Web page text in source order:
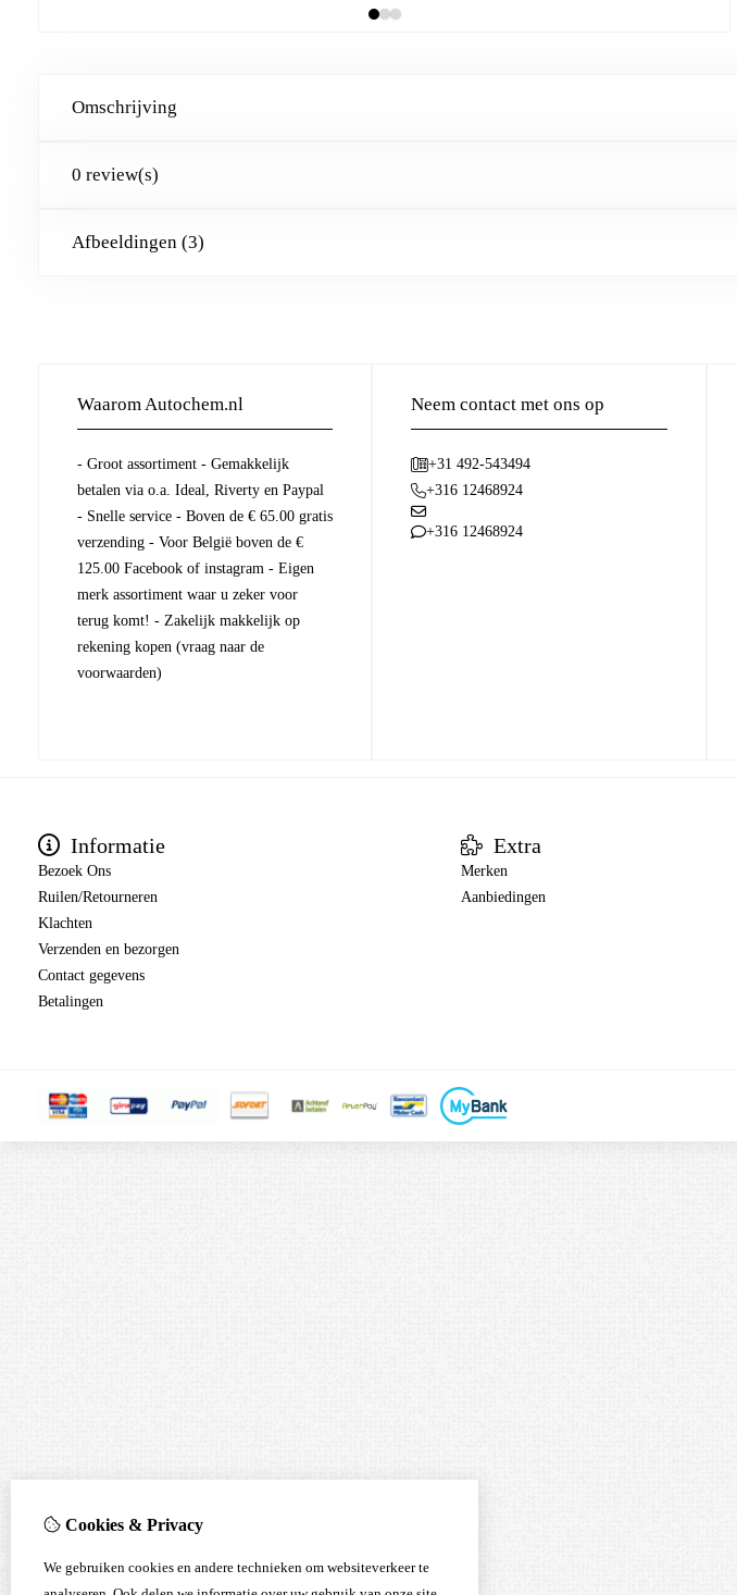
Omschrijving
0 review(s)
Afbeeldingen (3)
Waarom Autochem.nl
- Groot assortiment - Gemakkelijk
betalen via o.a. Ideal, Riverty en Paypal
- Snelle service - Boven de € 65.00 gratis
verzending - Voor België boven de €
125.00 Facebook of instagram - Eigen
merk assortiment waar u zeker voor
terug komt! - Zakelijk makkelijk op
rekening kopen (vraag naar de
voorwaarden)
Neem contact met ons op
+31 492-543494
+316 12468924
+316 12468924
Informatie
Bezoek Ons
Ruilen/Retourneren
Klachten
Verzenden en bezorgen
Contact gegevens
Betalingen
Extra
Merken
Aanbiedingen
Cookies & Privacy
We gebruiken cookies en andere technieken om websiteverkeer te